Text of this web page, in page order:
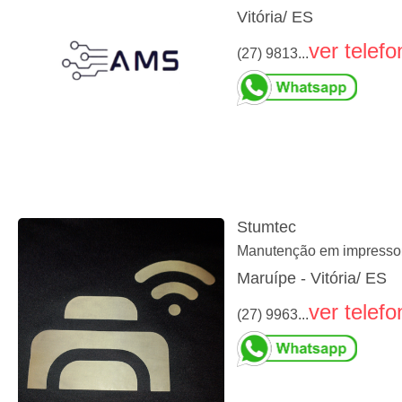
Vitória/ ES
(27) 9813...ver
Stumtec
Manutenção em
Maruípe - Vitória/ ES
(27) 9963...ver